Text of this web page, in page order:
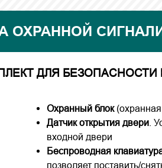
ОХРАННОЙ
ДЛЯ
Охранный блок(охранная
Датчик открытия двери .
входной двери
Беспроводная
позволяет поставить/